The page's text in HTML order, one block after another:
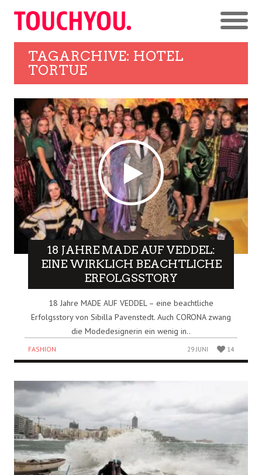
TAGARCHIVE: HOTEL
TORTUE
18 JAHRE MADE AUF VEDDEL:
EINE WIRKLICH BEACHTLICHE
ERFOLGSSTORY
18 Jahre MADE AUF VEDDEL – eine beachtliche
Erfolgsstory von Sibilla Pavenstedt. Auch CORONA zwang
die Modedesignerin ein wenig in..
FASHION 29 JUNI 14